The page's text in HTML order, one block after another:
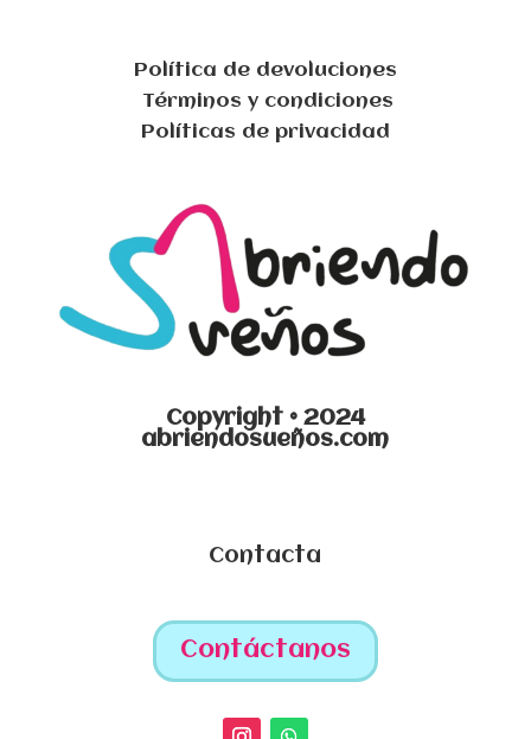
Política de devoluciones
Términos y condiciones
Políticas de privacidad
Copyright © 2024
abriendosueños.com
Contacta
Contáctanos